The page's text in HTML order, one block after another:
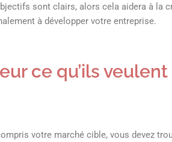
sont clairs, alors cela aidera à la
à développer votre entreprise.
ce qu’ils
votre marché cible, vous devez